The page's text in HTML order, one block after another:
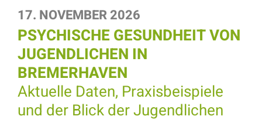
17. NOVEMBER 2026
PSYCHISCHE GESUNDHEIT VON
JUGENDLICHEN IN
BREMERHAVEN
Aktuelle Daten, Praxisbeispiele
und der Blick der Jugendlichen